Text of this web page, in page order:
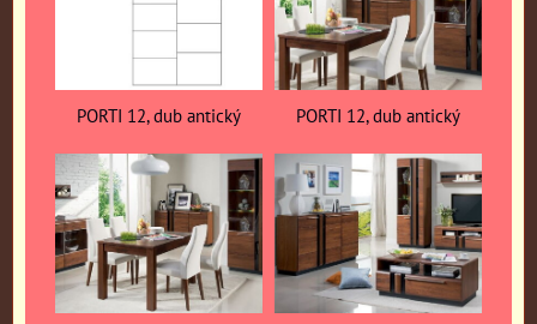
PORTI 12, dub antický PORTI 12, dub antický